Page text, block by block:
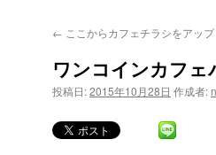
← ここからカフェチラシをアッ
ワンコインカフェ
投稿日:2015年10月28日 作成者: